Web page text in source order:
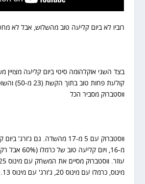
רוביו לא ביום קליעה טוב מהשלוש, אבל לא
קולעת פחות
ווסטברוק מסביר הכל
מינוס, כרמלו עם מינוס 20, ג'ורג' עם מינוס 13.